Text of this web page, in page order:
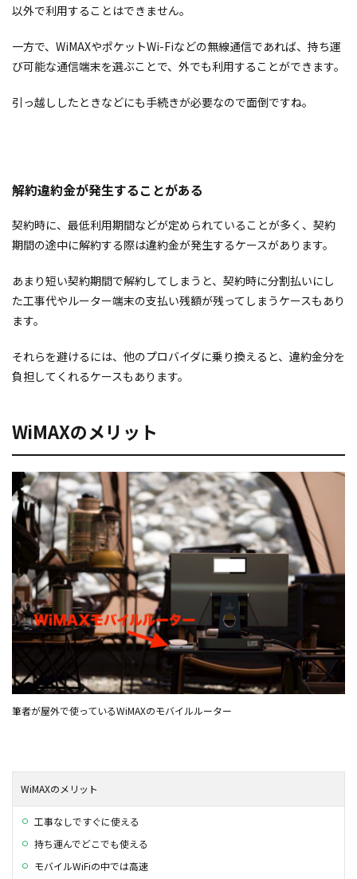
以外で利用することはできません。
一方で、WiMAXやポケットWi-Fiなどの無線通信であれば、持ち運
び可能な通信端末を選ぶことで、外でも利用することができます。
引っ越ししたときなどにも手続きが必要なので面倒ですね。
解約違約金が発生することがある
契約時に、最低利用期間などが定められていることが多く、契約
期間の途中に解約する際は違約金が発生するケースがあります。
あまり短い契約期間で解約してしまうと、契約時に分割払いにし
た工事代やルーター端末の支払い残額が残ってしまうケースもあり
ます。
それらを避けるには、他のプロバイダに乗り換えると、違約金分を
負担してくれるケースもあります。
WiMAXのメリット
筆者が屋外で使っているWiMAXのモバイルルーター
WiMAXのメリット
工事なしですぐに使える
持ち運んでどこでも使える
モバイルWiFiの中では高速